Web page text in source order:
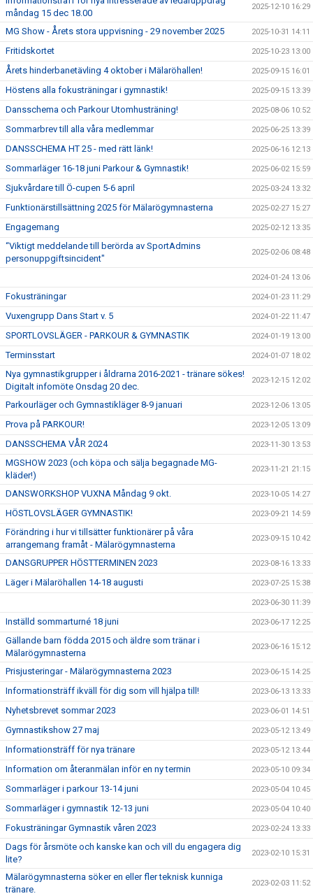
måndag 15 dec 18.00
2025-12-10 16:29
MG Show - Årets stora uppvisning - 29 november 2025 2025-10-31 14:11
Fritidskortet 2025-10-23 13:00
Årets hinderbanetävling 4 oktober i Mälaröhallen! 2025-09-15 16:01
Höstens alla fokusträningar i gymnastik! 2025-09-15 13:39
Dansschema och Parkour Utomhusträning! 2025-08-06 10:52
Sommarbrev till alla våra medlemmar 2025-06-25 13:39
DANSSCHEMA HT 25 - med rätt länk! 2025-06-16 12:13
Sommarläger 16-18 juni Parkour & Gymnastik! 2025-06-02 15:59
Sjukvårdare till Ö-cupen 5-6 april 2025-03-24 13:32
Funktionärstillsättning 2025 för Mälarögymnasterna 2025-02-27 15:27
Engagemang 2025-02-12 13:35
“Viktigt meddelande till berörda av SportAdmins
personuppgiftsincident"
2025-02-06 08:48
2024-01-24 13:06
Fokusträningar 2024-01-23 11:29
Vuxengrupp Dans Start v. 5 2024-01-22 11:47
SPORTLOVSLÄGER - PARKOUR & GYMNASTIK 2024-01-19 13:00
Terminsstart 2024-01-07 18:02
Nya gymnastikgrupper i åldrarna 2016-2021 - tränare sökes!
Digitalt infomöte Onsdag 20 dec.
2023-12-15 12:02
Parkourläger och Gymnastikläger 8-9 januari 2023-12-06 13:05
Prova på PARKOUR! 2023-12-05 13:09
DANSSCHEMA VÅR 2024 2023-11-30 13:53
MGSHOW 2023 (och köpa och sälja begagnade MG-
kläder!)
2023-11-21 21:15
DANSWORKSHOP VUXNA Måndag 9 okt. 2023-10-05 14:27
HÖSTLOVSLÄGER GYMNASTIK! 2023-09-21 14:59
Förändring i hur vi tillsätter funktionärer på våra
arrangemang framåt - Mälarögymnasterna
2023-09-15 10:42
DANSGRUPPER HÖSTTERMINEN 2023 2023-08-16 13:33
Läger i Mälaröhallen 14-18 augusti 2023-07-25 15:38
2023-06-30 11:39
Inställd sommarturné 18 juni 2023-06-17 12:25
Gällande barn födda 2015 och äldre som tränar i
Mälarögymnasterna
2023-06-16 15:12
Prisjusteringar - Mälarögymnasterna 2023 2023-06-15 14:25
Informationsträff ikväll för dig som vill hjälpa till! 2023-06-13 13:33
Nyhetsbrevet sommar 2023 2023-06-01 14:51
Gymnastikshow 27 maj 2023-05-12 13:49
Informationsträff för nya tränare 2023-05-12 13:44
Information om återanmälan inför en ny termin 2023-05-10 09:34
Sommarläger i parkour 13-14 juni 2023-05-04 10:45
Sommarläger i gymnastik 12-13 juni 2023-05-04 10:40
Fokusträningar Gymnastik våren 2023 2023-02-24 13:33
Dags för årsmöte och kanske kan och vill du engagera dig
lite?
2023-02-10 15:31
Mälarögymnasterna söker en eller fler teknisk kunniga
tränare.
2023-02-03 11:52